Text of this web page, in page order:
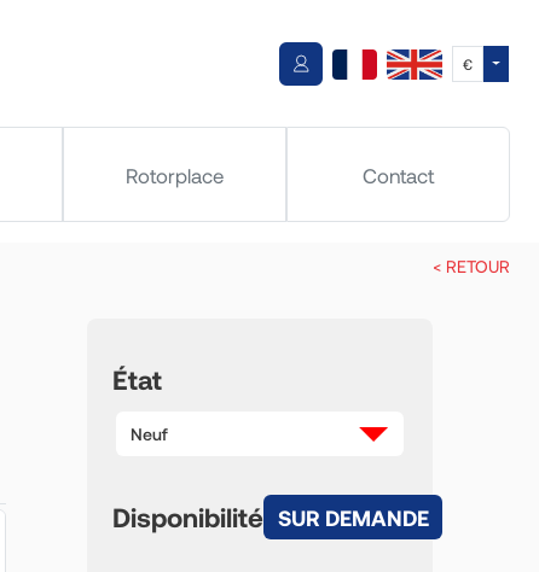
€
Rotorplace Contact
< RETOUR
État
Neuf
Disponibilité SUR DEMANDE